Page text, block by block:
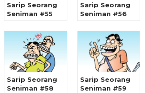
Sarip Seorang
Seniman #55
Sarip Seorang
Seniman #56
Sarip Seorang
Seniman #58
Sarip Seorang
Seniman #59